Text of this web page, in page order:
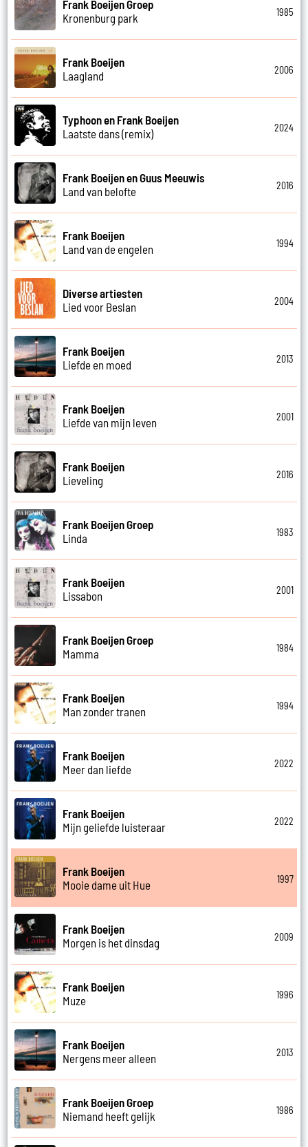
Frank Boeijen Groep
Kronenburg park
1985
Frank Boeijen
Laagland
2006
Typhoon en Frank Boeijen
Laatste dans (remix)
2024
Frank Boeijen en Guus Meeuwis
Land van belofte
2016
Frank Boeijen
Land van de engelen
1994
Diverse artiesten
Lied voor Beslan
2004
Frank Boeijen
Liefde en moed
2013
Frank Boeijen
Liefde van mijn leven
2001
Frank Boeijen
Lieveling
2016
Frank Boeijen Groep
Linda
1983
Frank Boeijen
Lissabon
2001
Frank Boeijen Groep
Mamma
1984
Frank Boeijen
Man zonder tranen
1994
Frank Boeijen
Meer dan liefde
2022
Frank Boeijen
Mijn geliefde luisteraar
2022
Frank Boeijen
Mooie dame uit Hue
1997
Frank Boeijen
Morgen is het dinsdag
2009
Frank Boeijen
Muze
1996
Frank Boeijen
Nergens meer alleen
2013
Frank Boeijen Groep
Niemand heeft gelijk
1986